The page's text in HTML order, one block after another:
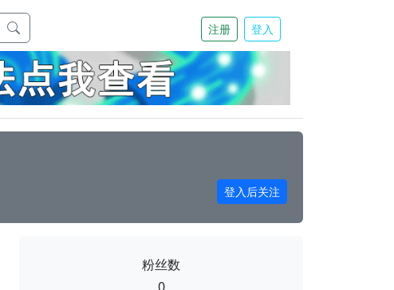
注册 登入
登入后关注
粉丝数